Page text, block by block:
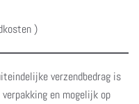
)
verzendbedrag is
en mogelijk op